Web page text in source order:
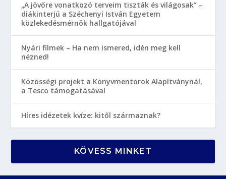
„A jövőre vonatkozó terveim tiszták és világosak” –
diákinterjú a Széchenyi István Egyetem
közlekedésmérnök hallgatójával
Nyári filmek – Ha nem ismered, idén meg kell
nézned!
Közösségi projekt a Könyvmentorok Alapítványnál,
a Tesco támogatásával
Híres idézetek kvíze: kitől származnak?
KÖVESS MINKET